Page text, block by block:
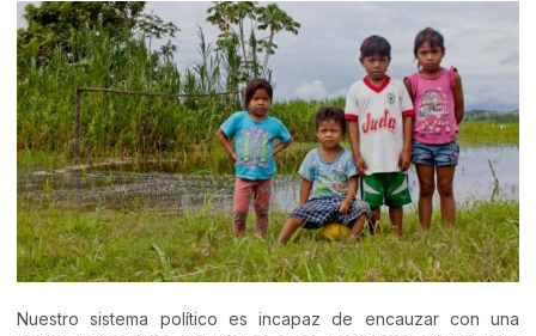
Nuestro sistema político es incapaz de encauzar con una